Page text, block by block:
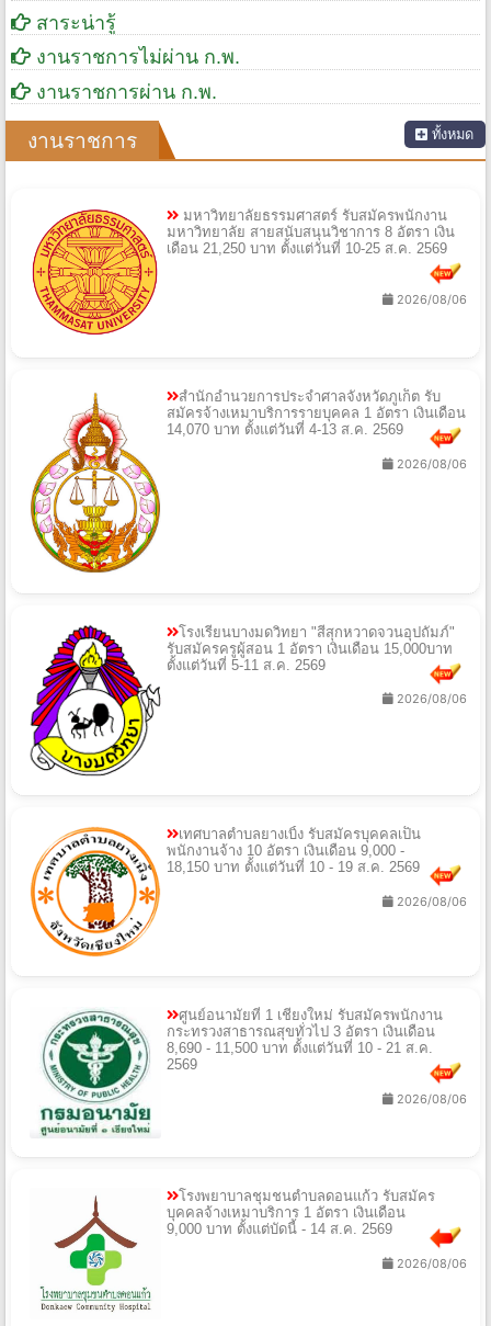
สาระน่ารู้
งานราชการไม่ผ่าน ก.พ.
งานราชการผ่าน ก.พ.
งานราชการ ทั้งหมด
มหาวิทยาลัยธรรมศาสตร์ รับสมัครพนักงาน
มหาวิทยาลัย สายสนับสนุนวิชาการ 8 อัตรา เงิน
เดือน 21,250 บาท ตั้งแต่วันที่ 10-25 ส.ค. 2569
2026/08/06
สำนักอำนวยการประจำศาลจังหวัดภูเก็ต รับ
สมัครจ้างเหมาบริการรายบุคคล 1 อัตรา เงินเดือน
14,070 บาท ตั้งแต่วันที่ 4-13 ส.ค. 2569
2026/08/06
โรงเรียนบางมดวิทยา "สีสุกหวาดจวนอุปถัมภ์"
รับสมัครครูผู้สอน 1 อัตรา เงินเดือน 15,000บาท
ตั้งแต่วันที่ 5-11 ส.ค. 2569
2026/08/06
เทศบาลตำบลยางเบิ้ง รับสมัครบุคคลเป็น
พนักงานจ้าง 10 อัตรา เงินเดือน 9,000 -
18,150 บาท ตั้งแต่วันที่ 10 - 19 ส.ค. 2569
2026/08/06
ศูนย์อนามัยที่ 1 เชียงใหม่ รับสมัครพนักงาน
กระทรวงสาธารณสุขทั่วไป 3 อัตรา เงินเดือน
8,690 - 11,500 บาท ตั้งแต่วันที่ 10 - 21 ส.ค.
2569
2026/08/06
โรงพยาบาลชุมชนตำบลดอนแก้ว รับสมัคร
บุคคลจ้างเหมาบริการ 1 อัตรา เงินเดือน
9,000 บาท ตั้งแต่บัดนี้ - 14 ส.ค. 2569
2026/08/06